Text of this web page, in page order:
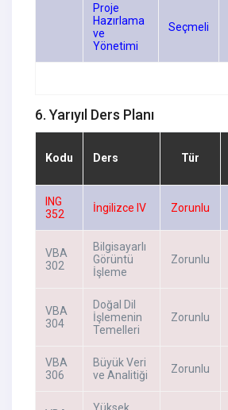
Proje
Hazırlama
ve
Yönetimi
Seçmeli
6. Yarıyıl Ders Planı
Kodu Ders Tür
ING
352
İngilizce IV Zorunlu
VBA
302
Bilgisayarlı
Görüntü
İşleme
Zorunlu
VBA
304
Doğal Dil
İşlemenin
Temelleri
Zorunlu
VBA
306
Büyük Veri
ve Analitiği
Zorunlu
Yüksek